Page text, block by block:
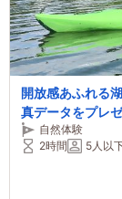
開放感あふれる
真データをプレゼ
自然体験
2時間
5人以